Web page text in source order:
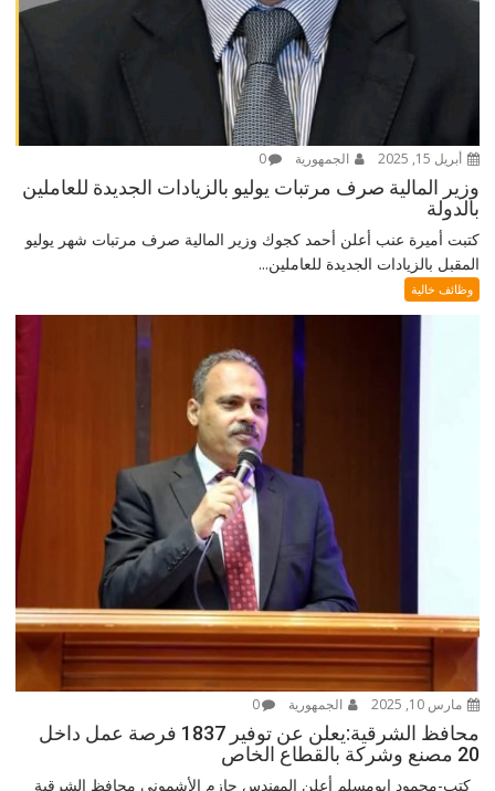
أبريل 15, 2025 الجمهورية 0
وزير المالية صرف مرتبات يوليو بالزيادات الجديدة للعاملين
بالدولة
كتبت أميرة عنب أعلن أحمد كجوك وزير المالية صرف مرتبات شهر يوليو
المقبل بالزيادات الجديدة للعاملين...
وظائف خالية
مارس 10, 2025 الجمهورية 0
محافظ الشرقية:يعلن عن توفير 1837 فرصة عمل داخل
20 مصنع وشركة بالقطاع الخاص
كتب-محمود ابومسلم أعلن المهندس حازم الأشموني محافظ الشرقية